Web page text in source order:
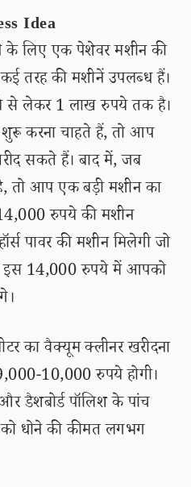
Idea
के लिए एक पेशेवर मशीन की
तरह की मशीनें उपलब्ध हैं।
से लेकर 1 लाख रुपये तक है।
करना चाहते हैं, तो आप
सकते हैं। बाद में, जब
तो आप एक बड़ी मशीन का
रुपये की मशीन
पावर की मशीन मिलेगी जो
इस 14,000 रुपये में आपको
का वैक्यूम क्लीनर खरीदना
10,000 रुपये होगी।
डैशबोर्ड पॉलिश के पांच
धोने की कीमत लगभग